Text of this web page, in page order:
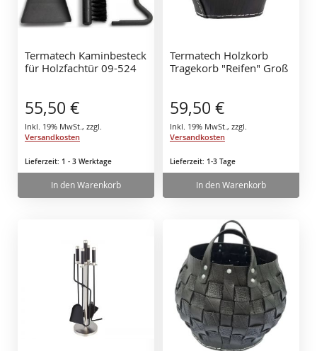
Termatech Kaminbesteck
für Holzfachtür 09-524
55,50 €
Inkl. 19% MwSt. , zzgl.
Versandkosten
Lieferzeit: 1 - 3 Werktage
In den Warenkorb
Termatech Holzkorb
Tragekorb "Reifen" Groß
59,50 €
Inkl. 19% MwSt. , zzgl.
Versandkosten
Lieferzeit: 1-3 Tage
In den Warenkorb